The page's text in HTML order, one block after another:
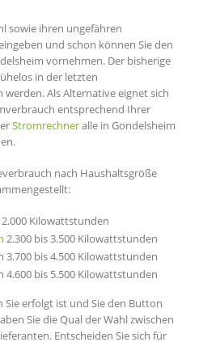
sowie ihren ungefähren
und schon können Sie den
vornehmen. Der bisherige
in der letzten
Als Alternative eignet sich
entsprechend Ihrer
Stromrechneralle in Gondelsheim
nach Haushaltsgröße
Kilowattstunden
2.300 bis 3.500 Kilowattstunden
3.700 bis 4.500 Kilowattstunden
4.600 bis 5.500 Kilowattstunden
erfolgt ist und Sie den Button
Sie die Qual der Wahl zwischen
Entscheiden Sie sich für